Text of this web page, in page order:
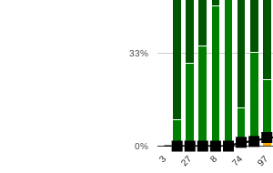
3 27 8 74 97
0%
33%